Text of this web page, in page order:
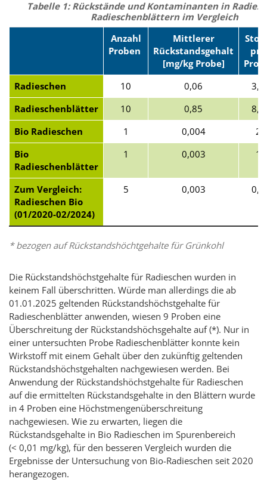
Tabelle 1: Rückstände und Kontaminanten in
Radieschenblättern im Vergleich
Anzahl
Proben
Mittlerer
Rückstandsgehalt
[mg/kg Probe]
pro
Radieschen
10 0,06
3,5
Radieschenblätter
10 0,85
8,2
Bio Radieschen
1 0,004
2
Bio
Radieschenblätter
1 0,003 1
Zum Vergleich:
Radieschen Bio
(01/2020-02/2024)
5 0,003 0,6
* bezogen auf Rückstandshöchtgehalte für Grünkohl
Die Rückstandshöchstgehalte für Radieschen wurden in
keinem Fall überschritten. Würde man allerdings die ab
01.01.2025 geltenden Rückstandshöchstgehalte für
Radieschenblätter anwenden, wiesen 9 Proben eine
Überschreitung der Rückstandshöchsgehalte auf (*). Nur in
einer untersuchten Probe Radieschenblätter konnte kein
Wirkstoff mit einem Gehalt über den zukünftig geltenden
Rückstandshöchstgehalten nachgewiesen werden. Bei
Anwendung der Rückstandshöchstgehalte für Radieschen
auf die ermittelten Rückstandsgehalte in den Blättern wurde
in 4 Proben eine Höchstmengenüberschreitung
nachgewiesen. Wie zu erwarten, liegen die
Rückstandsgehalte in Bio Radieschen im Spurenbereich
(< 0,01 mg/kg), für den besseren Vergleich wurden die
Ergebnisse der Untersuchung von Bio-Radieschen seit 2020
herangezogen.